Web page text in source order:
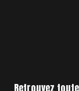
Retrouvez